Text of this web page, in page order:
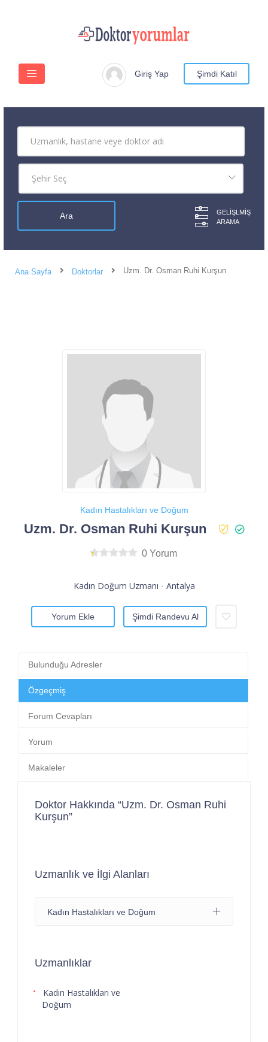
Giriş Yap Şimdi Katıl
GELIŞLMIŞ
ARAMA
Ana Sayfa Doktorlar Uzm. Dr. Osman Ruhi Kurşun
Kadın Hastalıkları ve Doğum
Uzm. Dr. Osman Ruhi Kurşun
0 Yorum
Kadın Doğum Uzmanı - Antalya
Yorum Ekle Şimdi Randevu Al
Bulunduğu Adresler
Özgeçmiş
Forum Cevapları
Yorum
Makaleler
Doktor Hakkında “Uzm. Dr. Osman Ruhi
Kurşun”
Uzmanlık ve İlgi Alanları
Kadın Hastalıkları ve Doğum
Uzmanlıklar
Kadın Hastalıkları ve
Doğum